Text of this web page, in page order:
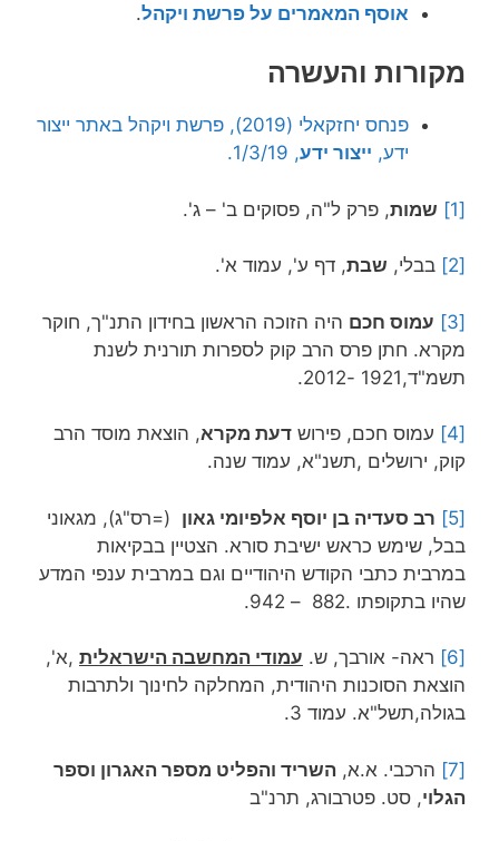
אוסף המאמרים על פרשת ויקהל.
מקורות והעשרה
פנחס יחזקאלי (2019), פרשת ויקהל באתר ייצור
ידע, ייצור ידע, 1/3/19.
[1] שמות, פרק ל"ה, פסוקים ב' – ג'.
[2] בבלי, שבת, דף ע', עמוד א'.
[3] עמוס חכם היה הזוכה הראשון בחידון התנ"ך, חוקר
מקרא. חתן פרס הרב קוק לספרות תורנית לשנת
תשמ"ד,1921 -2012.
[4] עמוס חכם, פירוש דעת מקרא, הוצאת מוסד הרב
קוק, ירושלים ,תשנ"א, עמוד שנה.
[5] רב סעדיה בן יוסף אלפיומי גאון (=רס"ג), מגאוני
בבל, שימש כראש ישיבת סורא. הצטיין בבקיאות
במרבית כתבי הקודש היהודיים וגם במרבית ענפי המדע
שהיו בתקופתו .882 – 942.
[6] ראה- אורבך, ש. עמודי המחשבה הישראלית ,א',
הוצאת הסוכנות היהודית, המחלקה לחינוך ולתרבות
בגולה,תשל"א. עמוד 3.
[7] הרכבי. א.א, השריד והפליט מספר האגרון וספר
הגלוי, סט. פטרבורג, תרנ"ב